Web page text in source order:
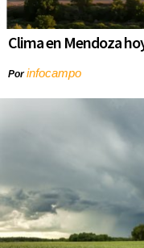
Clima en Mendoza
Porinfocampo